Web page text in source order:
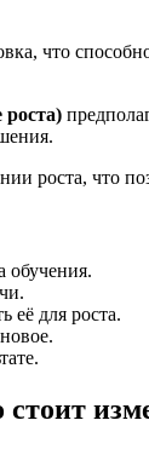
что
что
обучения.
её для роста.